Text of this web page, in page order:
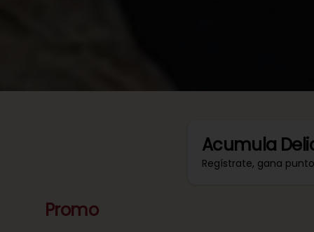
Acumula
Regístrate, gana
Promo